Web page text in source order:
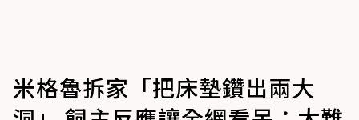
米格魯拆家「把床墊鑽出兩大